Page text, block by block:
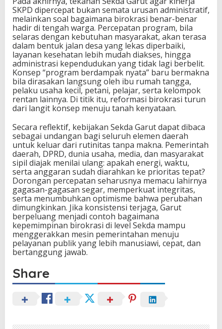
SKPD dipercepat bukan semata urusan administratif,
melainkan soal bagaimana birokrasi benar-benar
hadir di tengah warga. Percepatan program, bila
selaras dengan kebutuhan masyarakat, akan terasa
dalam bentuk jalan desa yang lekas diperbaiki,
layanan kesehatan lebih mudah diakses, hingga
administrasi kependudukan yang tidak lagi berbelit.
Konsep “program berdampak nyata” baru bermakna
bila dirasakan langsung oleh ibu rumah tangga,
pelaku usaha kecil, petani, pelajar, serta kelompok
rentan lainnya. Di titik itu, reformasi birokrasi turun
dari langit konsep menuju tanah kenyataan.
Secara reflektif, kebijakan Sekda Garut dapat dibaca
sebagai undangan bagi seluruh elemen daerah
untuk keluar dari rutinitas tanpa makna. Pemerintah
daerah, DPRD, dunia usaha, media, dan masyarakat
sipil diajak menilai ulang: apakah energi, waktu,
serta anggaran sudah diarahkan ke prioritas tepat?
Dorongan percepatan seharusnya memacu lahirnya
gagasan-gagasan segar, memperkuat integritas,
serta menumbuhkan optimisme bahwa perubahan
dimungkinkan. Jika konsistensi terjaga, Garut
berpeluang menjadi contoh bagaimana
kepemimpinan birokrasi di level Sekda mampu
menggerakkan mesin pemerintahan menuju
pelayanan publik yang lebih manusiawi, cepat, dan
bertanggung jawab.
Share